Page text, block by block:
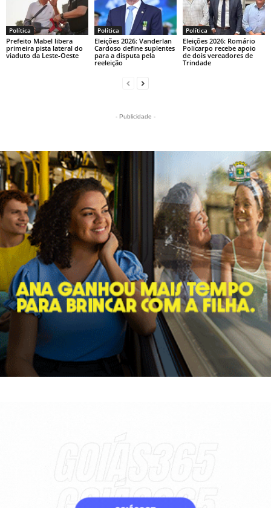
Política
Prefeito Mabel libera
primeira pista lateral do
viaduto da Leste-Oeste
Política
Eleições 2026: Vanderlan
Cardoso define suplentes
para a disputa pela
reeleição
Política
Eleições 2026: Romário
Policarpo recebe apoio
de dois vereadores de
Trindade
- Publicidade -